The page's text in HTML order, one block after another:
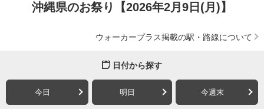
沖縄県のお祭り【2026年2月9日(月)】
ウォーカープラス掲載の駅・路線について
日付から探す
今日 明日 今週末